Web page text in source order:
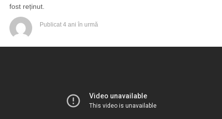
fost reținut.
Publicat 4 ani în urmă